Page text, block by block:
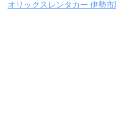
オリックスレンタカー 伊勢